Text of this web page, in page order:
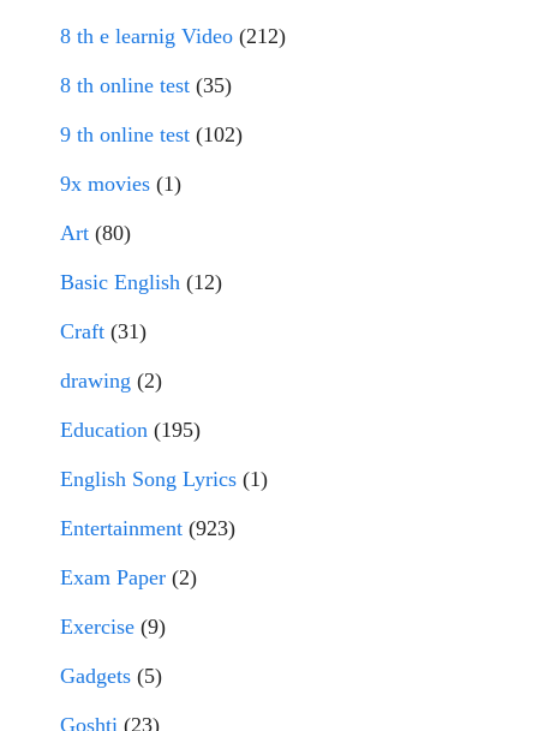
8 th e learnig Video (212)
8 th online test (35)
9 th online test (102)
9x movies (1)
Art (80)
Basic English (12)
Craft (31)
drawing (2)
Education (195)
English Song Lyrics (1)
Entertainment (923)
Exam Paper (2)
Exercise (9)
Gadgets (5)
Goshti (23)